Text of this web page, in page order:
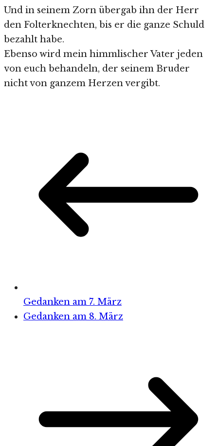
Und in seinem Zorn übergab ihn der Herr
den Folterknechten, bis er die ganze Schuld
bezahlt habe.
Ebenso wird mein himmlischer Vater jeden
von euch behandeln, der seinem Bruder
nicht von ganzem Herzen vergibt.
Gedanken am 7. März
Gedanken am 8. März